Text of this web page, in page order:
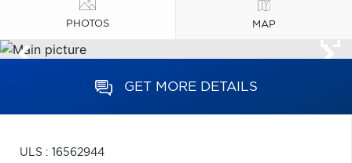
PHOTOS MAP
GET MORE DETAILS
ULS : 16562944